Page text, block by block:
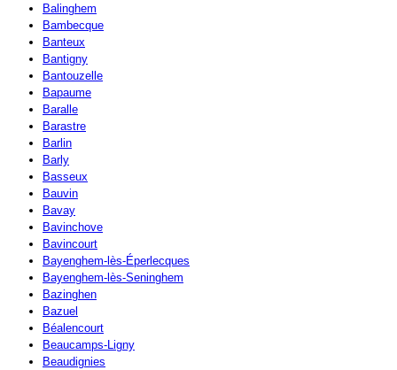
Balinghem
Bambecque
Banteux
Bantigny
Bantouzelle
Bapaume
Baralle
Barastre
Barlin
Barly
Basseux
Bauvin
Bavay
Bavinchove
Bavincourt
Bayenghem-lès-Éperlecques
Bayenghem-lès-Seninghem
Bazinghen
Bazuel
Béalencourt
Beaucamps-Ligny
Beaudignies